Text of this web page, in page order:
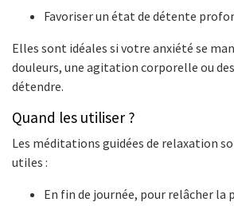
Favoriser un état de détente
Elles sont idéales si votre anxiété se
douleurs, une agitation corporelle ou
détendre.
Quand les utiliser ?
Les méditations guidées de relaxation
utiles :
En fin de journée, pour relâcher la